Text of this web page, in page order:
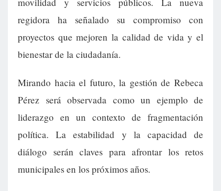
regidora ha señalado su compromiso con
proyectos que mejoren la calidad de vida y el
bienestar de la ciudadanía.
Mirando hacia el futuro, la gestión de Rebeca
Pérez será observada como un ejemplo de
liderazgo en un contexto de fragmentación
política. La estabilidad y la capacidad de
diálogo serán claves para afrontar los retos
municipales en los próximos años.